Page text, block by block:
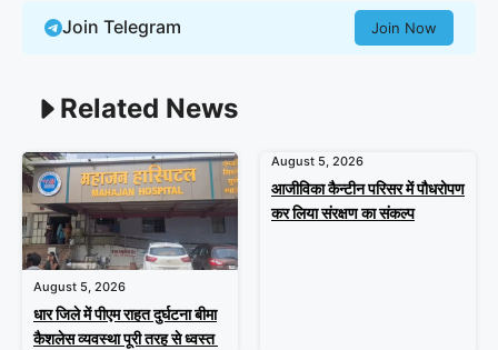
Join Telegram Join Now
Related News
August 5, 2026
धार जिले में पीएम राहत दुर्घटना बीमा
कैशलेस व्यवस्था पूरी तरह से ध्वस्त
August 5, 2026
आजीविका कैन्टीन परिसर में पौधरोपण
कर लिया संरक्षण का संकल्प